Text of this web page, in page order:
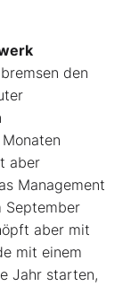
den
aber
Management
September
aber mit
mit einem
Jahr starten,